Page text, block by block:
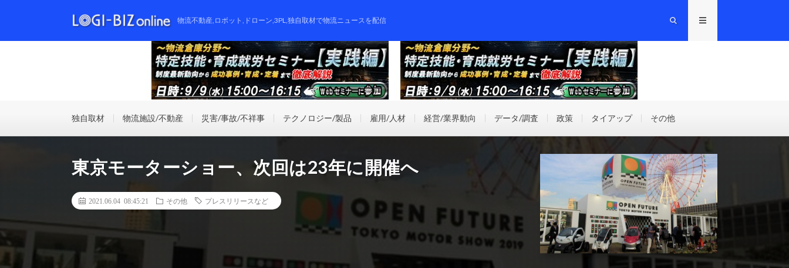
物流不動産,ロボット,ドローン,3PL,独自取材で物流ニュースを配信
独自取材 物流施設/不動産 災害/事故/不祥事 テクノロジー/製品 雇用/人材 経営/業界動向 データ/調査 政策 タイアップ その他
東京モーターショー、次回は23年に開催へ
2021.06.04 08:45:21 その他 プレスリリースなど